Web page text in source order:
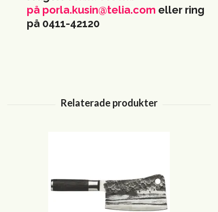
på porla.kusin@telia.com eller ring
på 0411-42120